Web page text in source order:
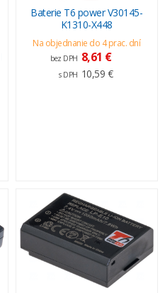
Baterie T6 power V30145-
K1310-X448
Na objednanie do 4 prac. dní
bez DPH 8,61 €
s DPH 10,59 €